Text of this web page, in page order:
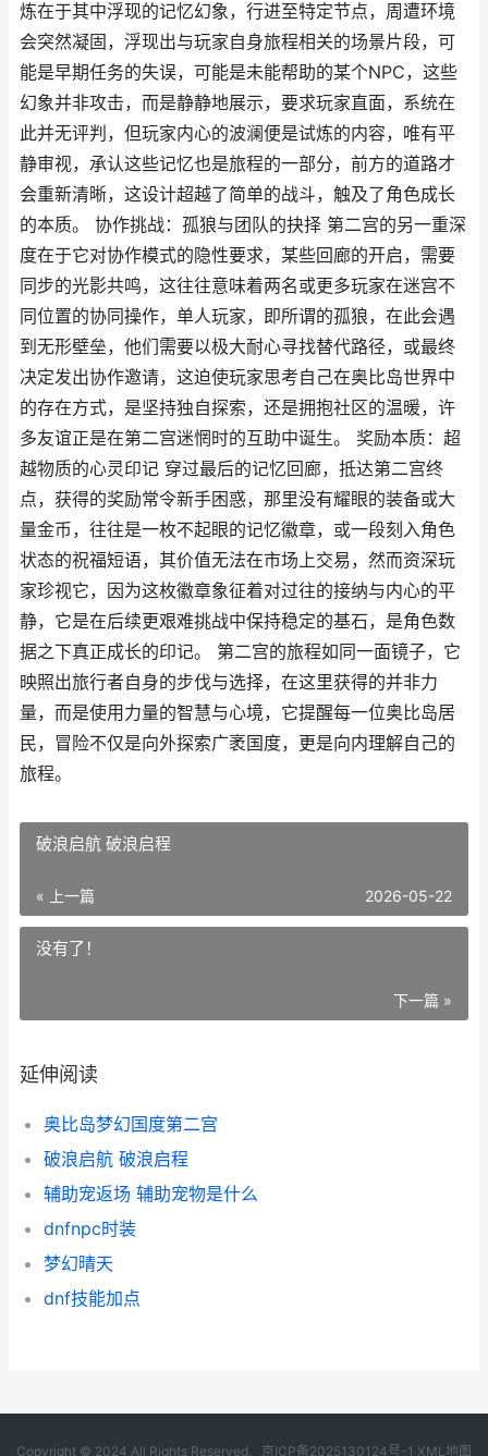
炼在于其中浮现的记忆幻象，行进至特定节点，周遭环境
会突然凝固，浮现出与玩家自身旅程相关的场景片段，可
能是早期任务的失误，可能是未能帮助的某个NPC，这些
幻象并非攻击，而是静静地展示，要求玩家直面，系统在
此并无评判，但玩家内心的波澜便是试炼的内容，唯有平
静审视，承认这些记忆也是旅程的一部分，前方的道路才
会重新清晰，这设计超越了简单的战斗，触及了角色成长
的本质。 协作挑战：孤狼与团队的抉择 第二宫的另一重深
度在于它对协作模式的隐性要求，某些回廊的开启，需要
同步的光影共鸣，这往往意味着两名或更多玩家在迷宫不
同位置的协同操作，单人玩家，即所谓的孤狼，在此会遇
到无形壁垒，他们需要以极大耐心寻找替代路径，或最终
决定发出协作邀请，这迫使玩家思考自己在奥比岛世界中
的存在方式，是坚持独自探索，还是拥抱社区的温暖，许
多友谊正是在第二宫迷惘时的互助中诞生。 奖励本质：超
越物质的心灵印记 穿过最后的记忆回廊，抵达第二宫终
点，获得的奖励常令新手困惑，那里没有耀眼的装备或大
量金币，往往是一枚不起眼的记忆徽章，或一段刻入角色
状态的祝福短语，其价值无法在市场上交易，然而资深玩
家珍视它，因为这枚徽章象征着对过往的接纳与内心的平
静，它是在后续更艰难挑战中保持稳定的基石，是角色数
据之下真正成长的印记。 第二宫的旅程如同一面镜子，它
映照出旅行者自身的步伐与选择，在这里获得的并非力
量，而是使用力量的智慧与心境，它提醒每一位奥比岛居
民，冒险不仅是向外探索广袤国度，更是向内理解自己的
旅程。
破浪启航 破浪启程
« 上一篇 2026-05-22
没有了！
下一篇 »
延伸阅读
奥比岛梦幻国度第二宫
破浪启航 破浪启程
辅助宠返场 辅助宠物是什么
dnfnpc时装
梦幻晴天
dnf技能加点
Copyright © 2024 All Rights Reserved. 京ICP备2025130124号-1 XML地图